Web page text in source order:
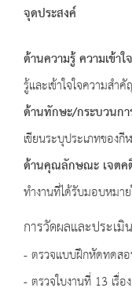
จุดประสงค์
ด้านความรู้ ความเข้าใ
รู้และเข้าใจใจความสำ
ด้านทักษะ/กระบวนก
เขียนระบุประเภทของ
ด้านคุณลักษณะ เจตค
ทำงานที่ได้รับมอบหมาย
การวัดผลและประเมิ
- ตรวจแบบฝึกหัดทดสอ
- ตรวจใบงานที่ 13 เรื่